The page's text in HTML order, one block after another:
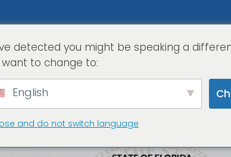
detected you might be speaking a
want to change to:
English
and do not switch language